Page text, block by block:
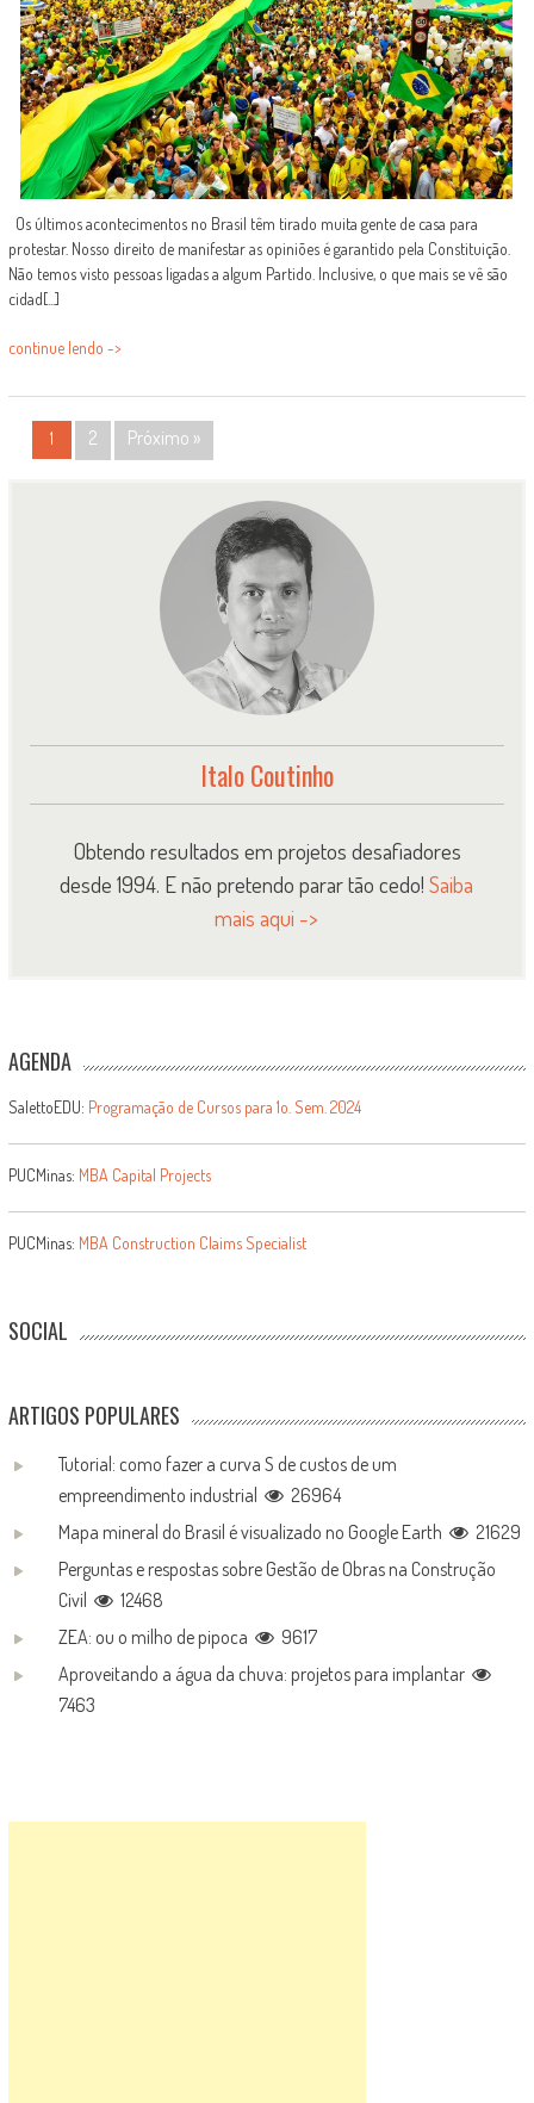
Os últimos acontecimentos no Brasil têm tirado muita gente de casa para
protestar. Nosso direito de manifestar as opiniões é garantido pela Constituição.
Não temos visto pessoas ligadas a algum Partido. Inclusive, o que mais se vê são
cidad[...]
continue lendo ->
POSTS
NAVIGATION
1 2 Próximo »
Italo Coutinho
Obtendo resultados em projetos desafiadores
desde 1994. E não pretendo parar tão cedo!Saiba
mais aqui ->
AGENDA
SalettoEDU: Programação de Cursos para 1o. Sem. 2024
PUCMinas: MBA Capital Projects
PUCMinas: MBA Construction Claims Specialist
SOCIAL
ARTIGOS POPULARES
Tutorial: como fazer a curva S de custos de um
empreendimento industrial
26964
Mapa mineral do Brasil é visualizado no Google Earth
21629
Perguntas e respostas sobre Gestão de Obras na Construção
Civil
12468
ZEA: ou o milho de pipoca
9617
Aproveitando a água da chuva: projetos para implantar
7463